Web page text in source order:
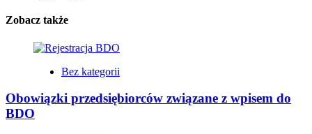
Zobacz także
Bez kategorii
Obowiązki przedsiębiorców związane z wpisem do
BDO